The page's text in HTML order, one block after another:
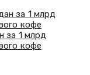
за 1 млрд
кофе